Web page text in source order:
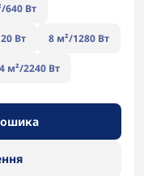
640 Вт
Вт 8 м²/1280 Вт
м²/2240 Вт